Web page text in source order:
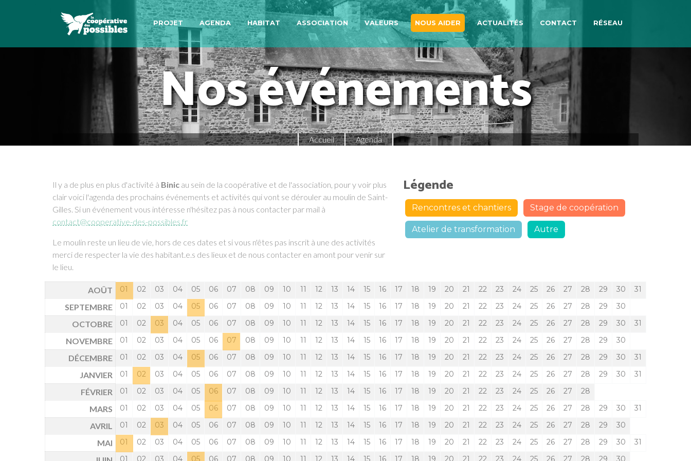
PROJET AGENDA HABITAT ASSOCIATION VALEURS NOUS AIDER ACTUALITÉS CONTACT RÉSEAU
Nos événements
Accueil Agenda
Il y a de plus en plus d'activité à Binic au sein de la coopérative et de l'association, pour y voir plus
clair voici l'agenda des prochains événements et activités qui vont se dérouler au moulin de Saint-
Gilles. Si un événement vous intéresse n'hésitez pas à nous contacter par mail à
contact@cooperative-des-possibles.fr
Le moulin reste un lieu de vie, hors de ces dates et si vous n'êtes pas inscrit à une des activités
merci de respecter la vie des habitant.e.s des lieux et de nous contacter en amont pour venir sur
le lieu.
Légende
Rencontres et chantiers Stage de coopération
Atelier de transformation Autre
AOÛT 01 02 03 04 05 06 07 08 09 10 11 12 13 14 15 16 17 18 19 20 21 22 23 24 25 26 27 28 29 30 31
SEPTEMBRE 01 02 03 04 05 06 07 08 09 10 11 12 13 14 15 16 17 18 19 20 21 22 23 24 25 26 27 28 29 30
OCTOBRE 01 02 03 04 05 06 07 08 09 10 11 12 13 14 15 16 17 18 19 20 21 22 23 24 25 26 27 28 29 30 31
NOVEMBRE 01 02 03 04 05 06 07 08 09 10 11 12 13 14 15 16 17 18 19 20 21 22 23 24 25 26 27 28 29 30
DÉCEMBRE 01 02 03 04 05 06 07 08 09 10 11 12 13 14 15 16 17 18 19 20 21 22 23 24 25 26 27 28 29 30 31
JANVIER 01 02 03 04 05 06 07 08 09 10 11 12 13 14 15 16 17 18 19 20 21 22 23 24 25 26 27 28 29 30 31
FÉVRIER 01 02 03 04 05 06 07 08 09 10 11 12 13 14 15 16 17 18 19 20 21 22 23 24 25 26 27 28
MARS 01 02 03 04 05 06 07 08 09 10 11 12 13 14 15 16 17 18 19 20 21 22 23 24 25 26 27 28 29 30 31
AVRIL 01 02 03 04 05 06 07 08 09 10 11 12 13 14 15 16 17 18 19 20 21 22 23 24 25 26 27 28 29 30
MAI 01 02 03 04 05 06 07 08 09 10 11 12 13 14 15 16 17 18 19 20 21 22 23 24 25 26 27 28 29 30 31
01 02 03 04 05 06 07 08 09 10 11 12 13 14 15 16 17 18 19 20 21 22 23 24 25 26 27 28 29 30